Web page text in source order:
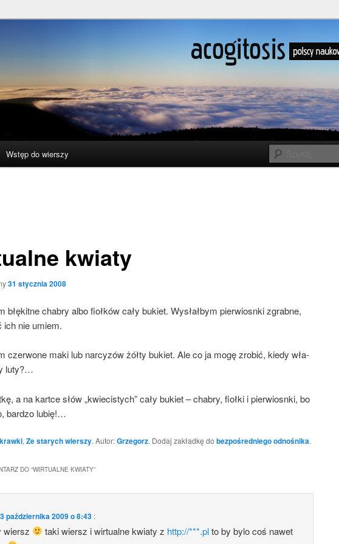
boli
Wstęp do wierszy
kwiaty
31 stycznia 2008
błę­kit­ne cha­bry albo fioł­ków cały bukiet. Wysłał­bym pier­wiosn­ki zgrab­ne,
ich nie umiem.
czer­wo­ne maki lub nar­cy­zów żół­ty bukiet. Ale co ja mogę zro­bić, kie­dy wła­
luty?…
a na kart­ce słów „kwie­ci­stych” cały bukiet – cha­bry, fioł­ki i pier­wiosn­ki, bo
bar­dzo lubię!…
, Ze starych wierszy. Autor:Grzegorz. Dodaj zakładkę do bezpośredniego odnośnika.
DO “WIRTUALNE KWIATY”
października 2009 o 8:43 :
wiersz taki wiersz i wir­tu­al­ne kwia­ty z http://***.plto by bylo coś nawet